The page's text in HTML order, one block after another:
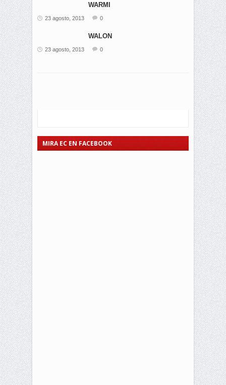
WARMI
23 agosto, 2013 0
WALON
23 agosto, 2013 0
MIRA EC EN FACEBOOK